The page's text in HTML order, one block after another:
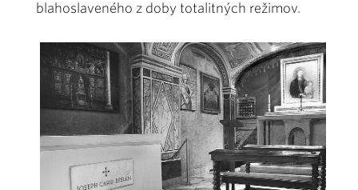
blahoslaveného z doby totalitných režimov.